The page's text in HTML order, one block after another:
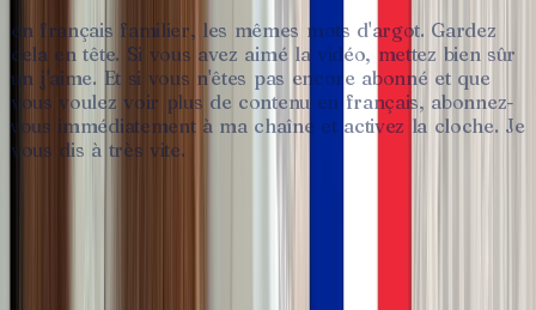
en français familier, les mêmes mots d'argot. Gardez
cela en tête. Si vous avez aimé la vidéo, mettez bien sûr
un j'aime. Et si vous n'êtes pas encore abonné et que
vous voulez voir plus de contenu en français, abonnez-
vous immédiatement à ma chaîne et activez la cloche. Je
vous dis à très vite.